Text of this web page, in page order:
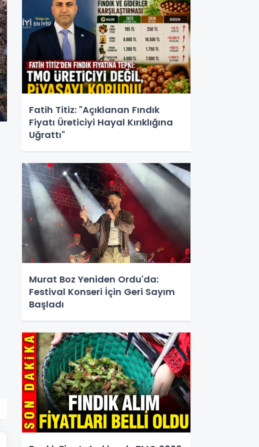
Fatih Titiz: "Açıklanan Fındık
Fiyatı Üreticiyi Hayal Kırıklığına
Uğrattı"
Murat Boz Yeniden Ordu'da:
Festival Konseri İçin Geri Sayım
Başladı